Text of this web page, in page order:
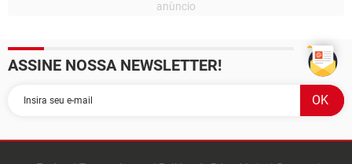
ASSINE NOSSA NEWSLETTER!